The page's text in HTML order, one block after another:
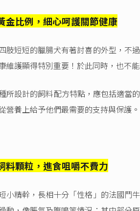
金比例，細心呵護關節健康
肢短短的臘腸犬有著討喜的外型，不
維護顯得特別重要！於此同時，也不
所設計的飼料配方特點，應包括適當
營養上給予他們最需要的支持與保護。
料顆粒，進食咀嚼不費力
小精幹，長相十分「性格」的法國鬥